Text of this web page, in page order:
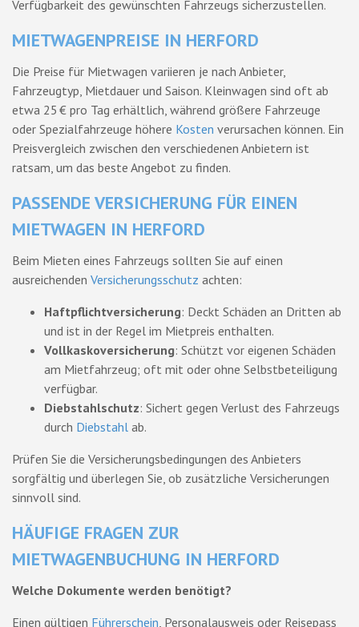
Verfügbarkeit des gewünschten Fahrzeugs sicherzustellen.
MIETWAGENPREISE IN HERFORD
Die Preise für Mietwagen variieren je nach Anbieter,
Fahrzeugtyp, Mietdauer und Saison. Kleinwagen sind oft ab
etwa 25 € pro Tag erhältlich, während größere Fahrzeuge
oder Spezialfahrzeuge höhere Kosten verursachen können. Ein
Preisvergleich zwischen den verschiedenen Anbietern ist
ratsam, um das beste Angebot zu finden.
PASSENDE VERSICHERUNG FÜR EINEN
MIETWAGEN IN HERFORD
Beim Mieten eines Fahrzeugs sollten Sie auf einen
ausreichenden Versicherungsschutz achten:
Haftpflichtversicherung: Deckt Schäden an Dritten ab
und ist in der Regel im Mietpreis enthalten.
Vollkaskoversicherung: Schützt vor eigenen Schäden
am Mietfahrzeug; oft mit oder ohne Selbstbeteiligung
verfügbar.
Diebstahlschutz: Sichert gegen Verlust des Fahrzeugs
durch Diebstahl ab.
Prüfen Sie die Versicherungsbedingungen des Anbieters
sorgfältig und überlegen Sie, ob zusätzliche Versicherungen
sinnvoll sind.
HÄUFIGE FRAGEN ZUR
MIETWAGENBUCHUNG IN HERFORD
Welche Dokumente werden benötigt?
Einen gültigen Führerschein, Personalausweis oder Reisepass